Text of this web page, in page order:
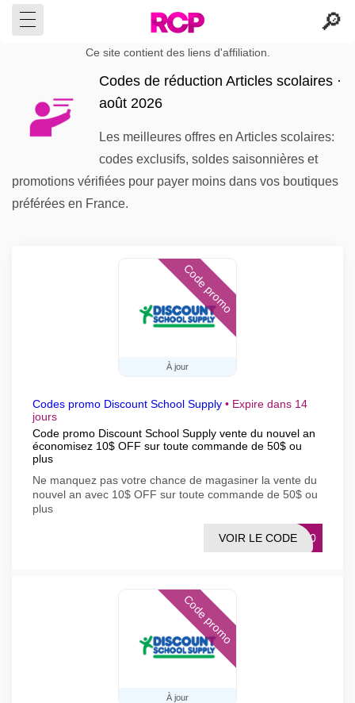
Ce site contient des liens d'affiliation.
Codes de réduction Articles scolaires ·
août 2026
Les meilleures offres en Articles scolaires:
codes exclusifs, soldes saisonnières et
promotions vérifiées pour payer moins dans vos boutiques
préférées en France.
À jour
Code promo
Codes promo Discount School Supply • Expire dans 14
jours
Code promo Discount School Supply vente du nouvel an
économisez 10$ OFF sur toute commande de 50$ ou
plus
Ne manquez pas votre chance de magasiner la vente du
nouvel an avec 10$ OFF sur toute commande de 50$ ou
plus
ON10
VOIR LE CODE
À jour
Code promo